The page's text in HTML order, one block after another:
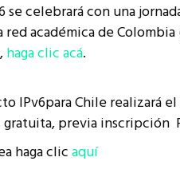
celebrará con una
académica de Colombia
haga clic acá.
IPv6para Chile realizará
gratuita, previa
haga clicaquí